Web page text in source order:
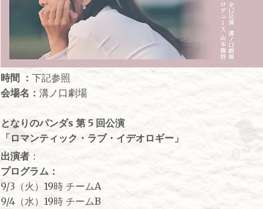
時間 ：下記参照
会場名：溝ノ口劇場
となりのパンダs 第 5 回公演
「ロマンティック・ラブ・イデオロギー」
出演者 ：
プログラム：
9/3（火）19時 チームA
9/4（水）19時 チームB